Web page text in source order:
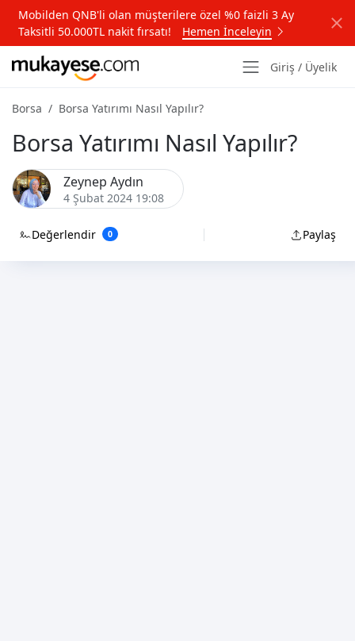
Mobilden QNB'li olan müşterilere özel %0 faizli 3 Ay
Taksitli 50.000TL nakit fırsatı!
Hemen İnceleyin
Giriş / Üyelik
Borsa Borsa Yatırımı Nasıl Yapılır?
Borsa Yatırımı Nasıl Yapılır?
Zeynep Aydın
4 Şubat 2024 19:08
Değerlendir 0 Paylaş